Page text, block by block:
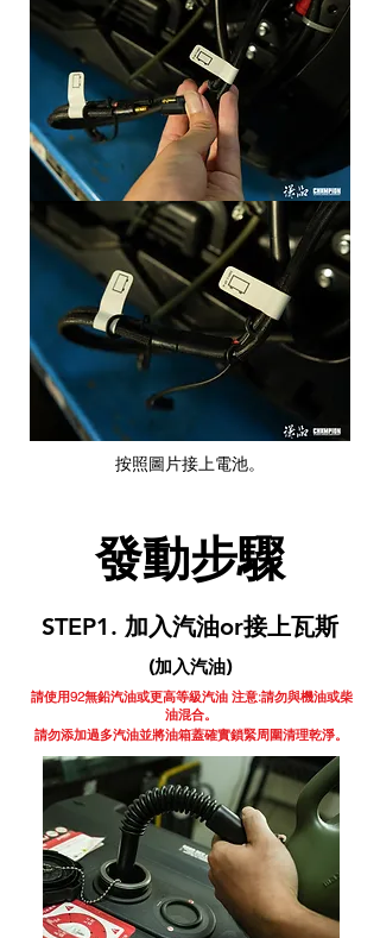
按照圖片接上電池。
發動步驟
STEP1. 加入汽油or接上瓦斯
(加入汽油)
請使用92無鉛汽油或更高等級汽油 注意:請勿與機油或柴
油混合。
請勿添加過多汽油並將油箱蓋確實鎖緊周圍清理乾淨。